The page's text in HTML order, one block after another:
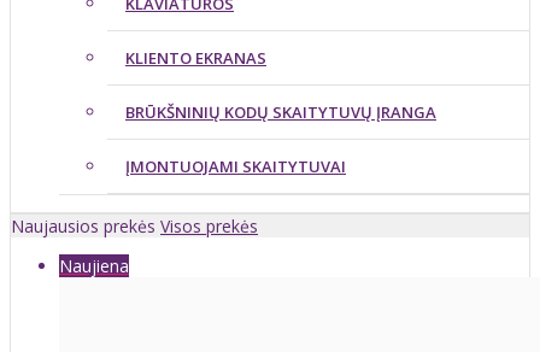
KLIENTO EKRANAS
BRŪKŠNINIŲ KODŲ SKAITYTUVŲ ĮRANGA
ĮMONTUOJAMI SKAITYTUVAI
Naujausios prekės Visos prekės
Naujiena